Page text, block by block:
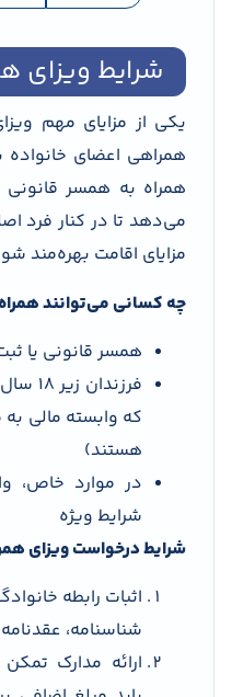
شرایط ویزای
یکی از مزایای مهم
همراهی اعضای
می‌دهد تا در کنار فرد
مزایای اقامت بهره‌مند
چه کسانی می‌توانند
همسر قانونی یا
که وابسته مالی
هستند)
در موارد خاص،
شرایط ویژه
شرایط درخواست ویزای
اثبات رابطه
شناسنامه،
ارائه مدارک